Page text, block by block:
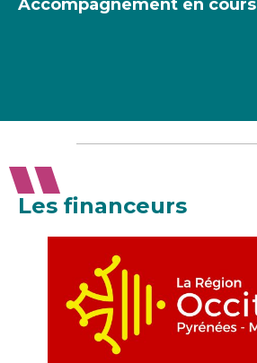
Accompagnement en cours
Les financeurs